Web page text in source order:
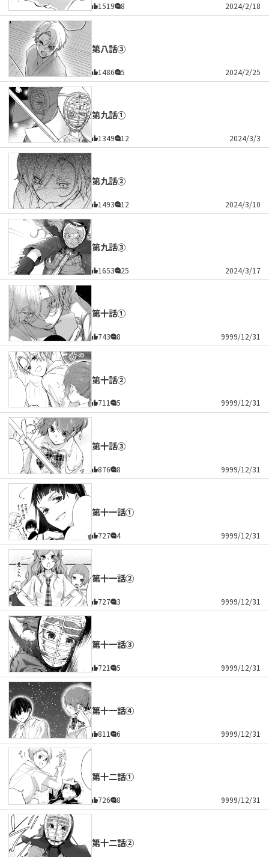
1519 8 2024/2/18
第八話③
1486 5 2024/2/25
第九話①
1349 12 2024/3/3
第九話②
1493 12 2024/3/10
第九話③
1653 25 2024/3/17
第十話①
743 8 9999/12/31
第十話②
711 5 9999/12/31
第十話③
876 8 9999/12/31
第十一話①
727 4 9999/12/31
第十一話②
727 3 9999/12/31
第十一話③
721 5 9999/12/31
第十一話④
811 6 9999/12/31
第十二話①
726 8 9999/12/31
第十二話②